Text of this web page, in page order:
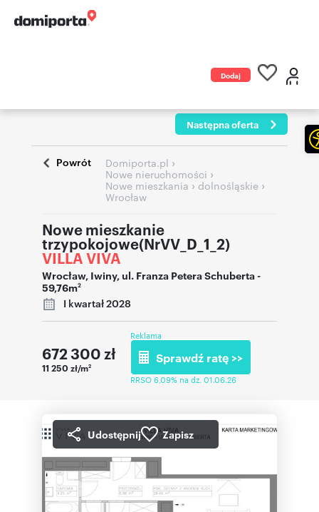
Dodaj
Następna oferta
Powrót Domiporta.pl ›
Nowe nieruchomości ›
Nowe mieszkania › dolnośląskie ›
Wrocław
Nowe mieszkanie
trzypokojowe(NrVV_D_1_2)
VILLA VIVA
Wrocław, Iwiny, ul. Franza Petera Schuberta-
59,76m2
I kwartał 2028
672 300 zł
11 250 zł/m2
Reklama
Sprawdź ratę >>
RRSO 6,09% na dz. 01.06.26
Udostępnij Zapisz